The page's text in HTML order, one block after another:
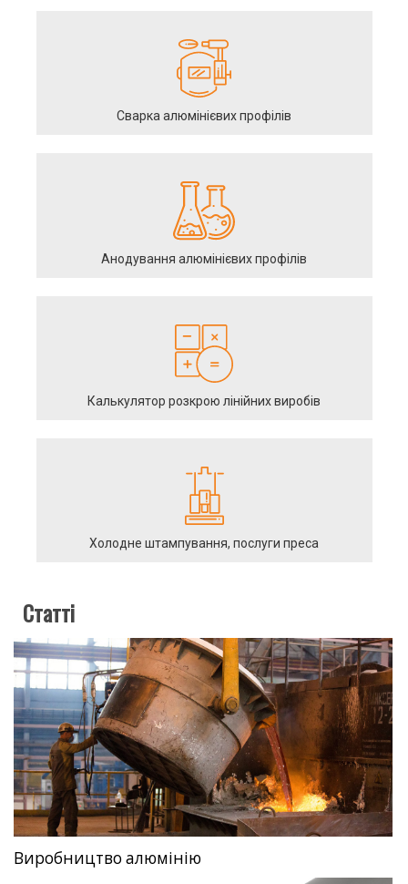
Сварка алюмінієвих профілів
Анодування алюмінієвих профілів
Калькулятор розкрою лінійних виробів
Холодне штампування, послуги преса
Статті
Виробництво алюмінію